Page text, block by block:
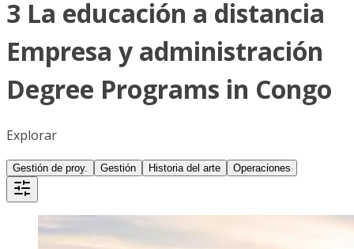
3 La educación a distancia
Empresa y administración
Degree Programs in Congo
Explorar
Gestión de proy. Gestión Historia del arte Operaciones